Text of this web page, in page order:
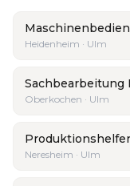
Heidenheim · Ulm
Sachbearbeitung
Oberkochen · Ulm
Neresheim · Ulm